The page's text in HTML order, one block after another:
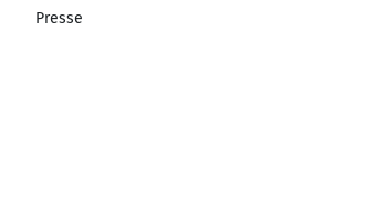
Presse